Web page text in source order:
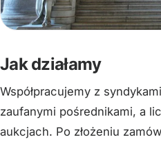
Jak działamy
Współpracujemy z
zaufanymi pośrednikami, a
aukcjach. Po złożeniu